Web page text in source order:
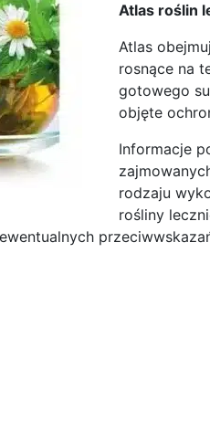
Atlas roślin
Atlas
rosnące na
gotowego
objęte
Informacje
rodzaju
rośliny